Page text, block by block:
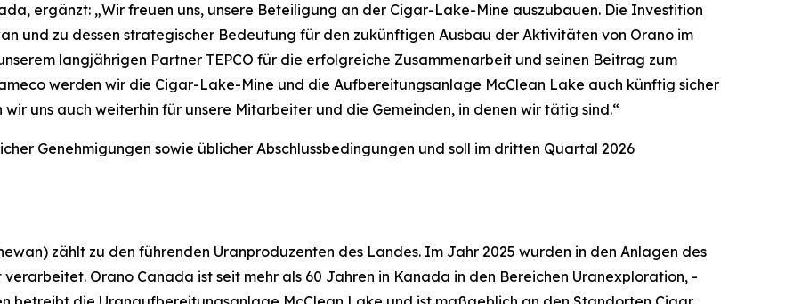
ergänzt: „Wir freuen uns, unsere Beteiligung an der Cigar-Lake-Mine auszubauen. Die Investition
und zu dessen strategischer Bedeutung für den zukünftigen Ausbau der Aktivitäten von Orano im
langjährigen Partner TEPCO für die erfolgreiche Zusammenarbeit und seinen Beitrag zum
werden wir die Cigar-Lake-Mine und die Aufbereitungsanlage McClean Lake auch künftig sicher
uns auch weiterhin für unsere Mitarbeiter und die Gemeinden, in denen wir tätig sind.“
Genehmigungen sowie üblicher Abschlussbedingungen und soll im dritten Quartal 2026
zählt zu den führenden Uranproduzenten des Landes. Im Jahr 2025 wurden in den Anlagen des
verarbeitet. Orano Canada ist seit mehr als 60 Jahren in Kanada in den Bereichen Uranexploration, -